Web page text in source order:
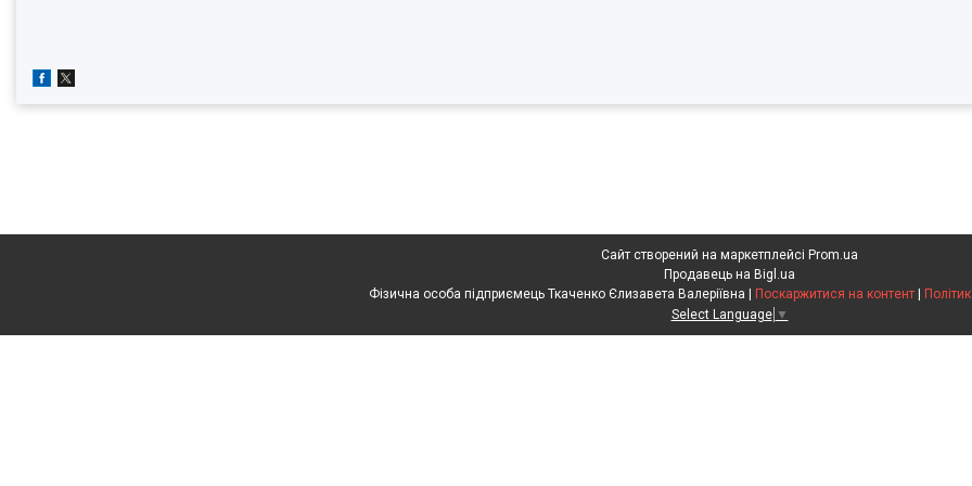
Сайт створений на маркетплейсі Prom.ua
Продавець на Bigl.ua
Поскаржитися на контент
Select Language ▼